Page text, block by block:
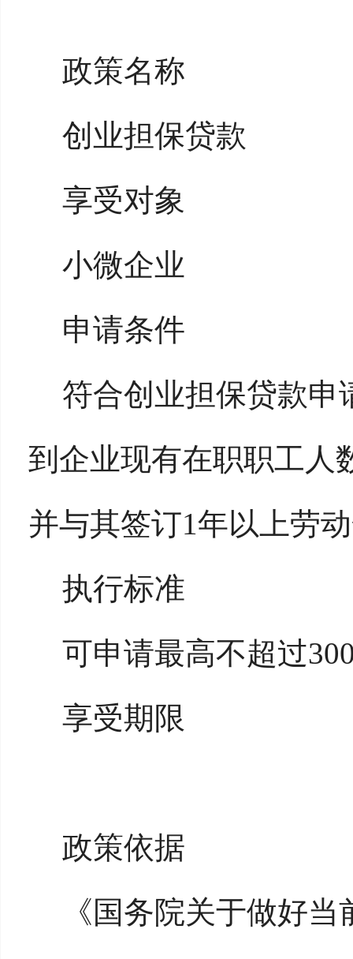
政策名称
创业担保贷款
享受对象
小微企业
申请条件
符合创业担保贷款申
到企业现有在职职工人
并与其签订1年以上劳
执行标准
可申请最高不超过
享受期限
政策依据
《国务院关于做好